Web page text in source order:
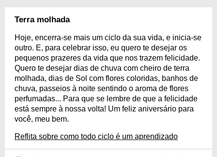
Terra molhada
Hoje, encerra-se mais um ciclo da sua vida, e inicia-se
outro. E, para celebrar isso, eu quero te desejar os
pequenos prazeres da vida que nos trazem felicidade.
Quero te desejar dias de chuva com cheiro de terra
molhada, dias de Sol com flores coloridas, banhos de
chuva, passeios à noite sentindo o aroma de flores
perfumadas... Para que se lembre de que a felicidade
está sempre à nossa volta! Um feliz aniversário para
você, meu bem.
Reflita sobre como todo ciclo é um aprendizado